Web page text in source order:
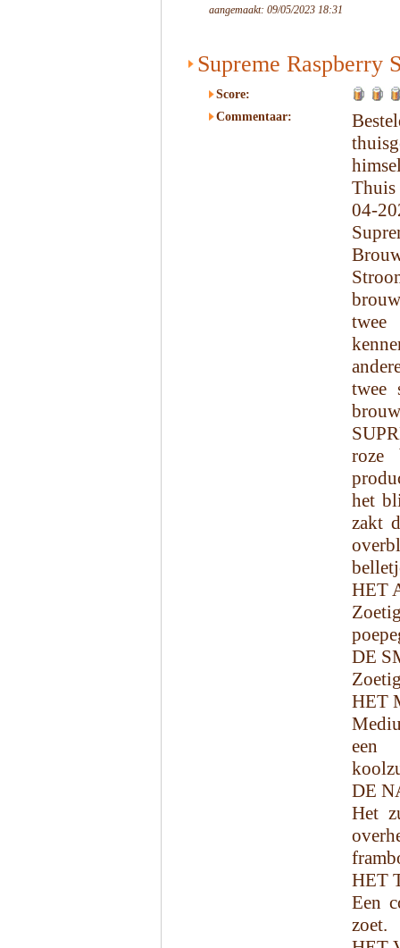
aangemaakt: 09/05/2023 18:31
Supreme Raspberry
Score:
Commentaar:
Thuis
04-
twee
twee
roze
het
zakt
HET
DE
HET
een
DE
Het
HET
Een
zoet.